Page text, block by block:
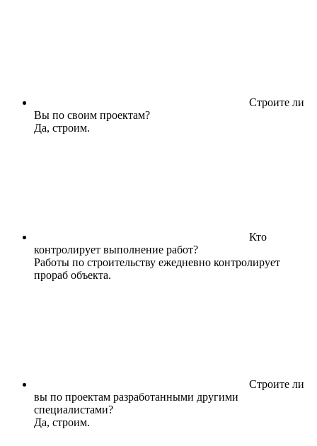
Строите ли
Вы по своим проектам?
Да, строим.
Кто
контролирует выполнение работ?
Работы по строительству ежедневно контролирует
прораб объекта.
Строите ли
вы по проектам разработанными другими
специалистами?
Да, строим.